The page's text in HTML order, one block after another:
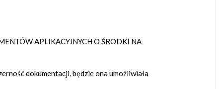
APLIKACYJNYCH O ŚRODKI NA
dokumentacji, będzie ona umożliwiała